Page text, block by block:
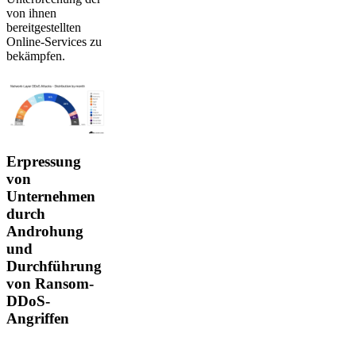
von ihnen
bereitgestellten
Online-Services zu
bekämpfen.
Erpressung
von
Unternehmen
durch
Androhung
und
Durchführung
von Ransom-
DDoS-
Angriffen